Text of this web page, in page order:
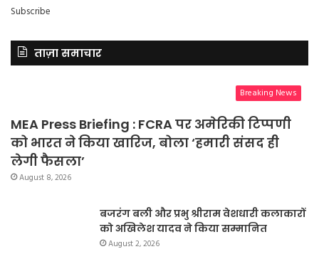
Subscribe
ताज़ा समाचार
Breaking News
MEA Press Briefing : FCRA पर अमेरिकी टिप्पणी
को भारत ने किया खारिज, बोला ‘हमारी संसद ही
लेगी फैसला’
August 8, 2026
बजरंग बली और प्रभु श्रीराम वेशधारी कलाकारों
को अखिलेश यादव ने किया सम्मानित
August 2, 2026